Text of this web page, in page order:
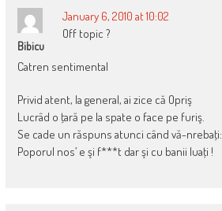
Bibicu
January 6, 2010 at 10:02
Off topic ?
Catren sentimental
Privid atent, la general, ai zice că Opriş
Lucrâd o ţară pe la spate o face pe furiş.
Se cade un răspuns atunci când vă-nrebaţi:
Poporul nos’ e şi f***t dar şi cu banii luaţi !